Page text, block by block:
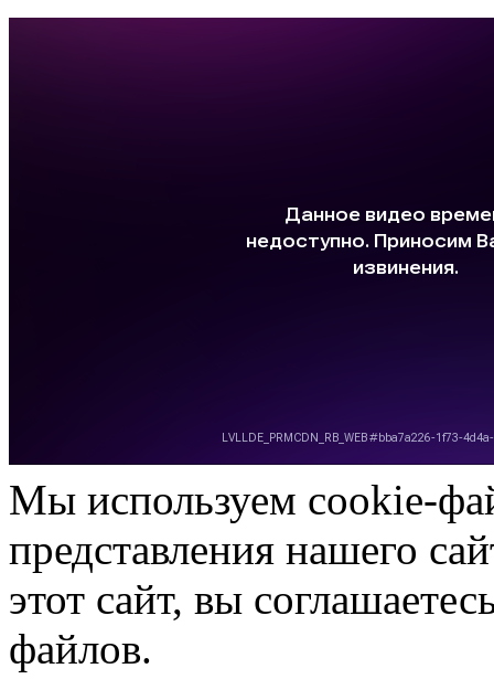
Мы используем cookie-
представления нашего
этот сайт, вы
файлов.